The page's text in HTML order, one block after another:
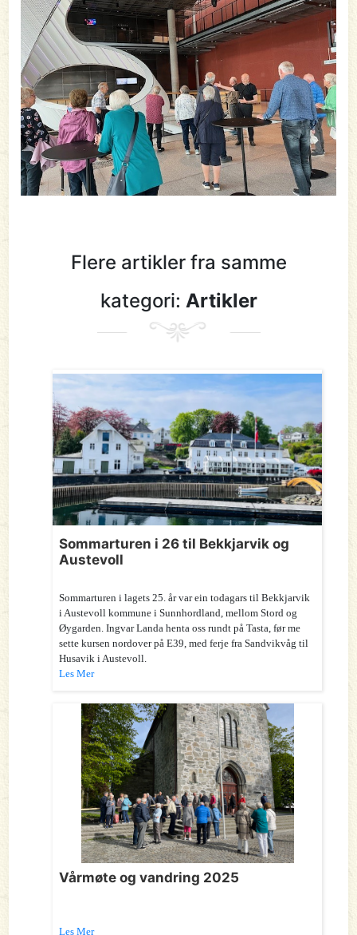
Flere artikler fra samme
kategori: Artikler
Sommarturen i 26 til Bekkjarvik og
Austevoll
Sommarturen i lagets 25. år var ein todagars til Bekkjarvik
i Austevoll kommune i Sunnhordland, mellom Stord og
Øygarden. Ingvar Landa henta oss rundt på Tasta, før me
sette kursen nordover på E39, med ferje fra Sandvikvåg til
Husavik i Austevoll.
Les Mer
Vårmøte og vandring 2025
Les Mer